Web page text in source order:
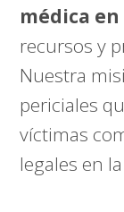
médica
recursos y
Nuestra
periciales
víctimas
legales en